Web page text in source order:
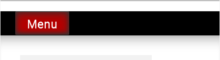
to
contentLucio Lopez GP
luciolopezgp
Menu